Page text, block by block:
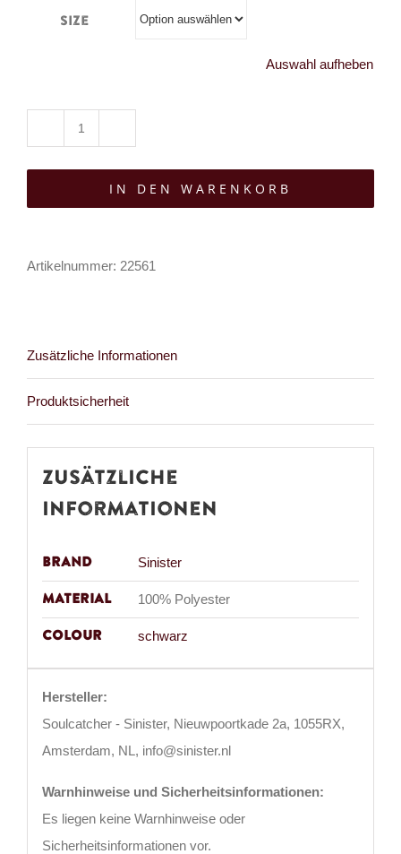
Size
Auswahl aufheben
Rock
IN DEN WARENKORB
Artikelnummer: 22561
Zusätzliche Informationen
Produktsicherheit
Zusätzliche
Informationen
Brand Sinister
Material 100% Polyester
Colour schwarz
Hersteller:
Soulcatcher - Sinister, Nieuwpoortkade 2a, 1055RX,
Amsterdam, NL, info@sinister.nl
Warnhinweise und Sicherheitsinformationen:
Es liegen keine Warnhinweise oder
Sicherheitsinformationen vor.